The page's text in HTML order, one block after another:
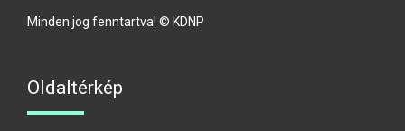
Minden jog fenntartva! © KDNP
Oldaltérkép